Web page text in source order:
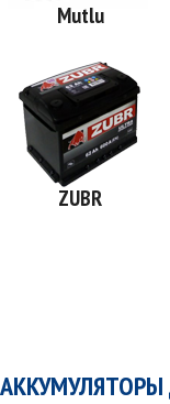
Mutlu
ZUBR
АККУМУЛЯТОРЫ